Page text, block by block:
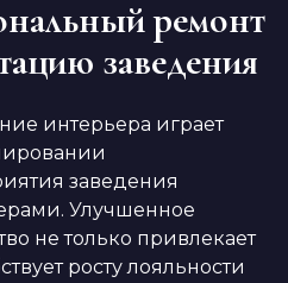
ремонт
заведения
интерьера играет
заведения
Улучшенное
не только привлекает
росту лояльности